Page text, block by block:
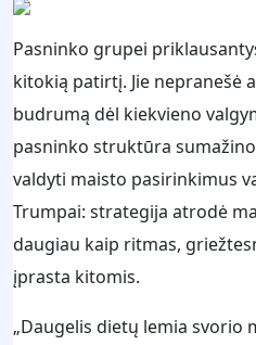
Pasninko grupei
kitokią patirtį. Jie nepranešė
budrumą dėl kiekvieno
pasninko struktūra
valdyti maisto pasirinkimus
Trumpai: strategija atrodė
daugiau kaip ritmas,
įprasta kitomis.
„Daugelis dietų lemia svorio